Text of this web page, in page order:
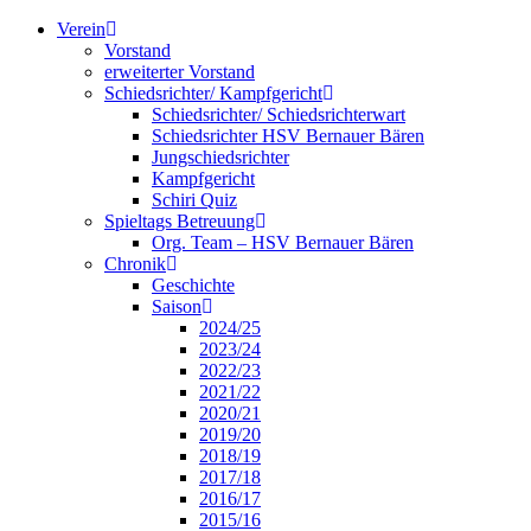
Zum
Verein
Vorstand
erweiterter Vorstand
Schiedsrichter/ Kampfgericht
Schiedsrichter/ Schiedsrichterwart
Schiedsrichter HSV Bernauer Bären
Jungschiedsrichter
Kampfgericht
Schiri Quiz
Spieltags Betreuung
Org. Team – HSV Bernauer Bären
Chronik
Geschichte
Saison
2024/25
2023/24
2022/23
2021/22
2020/21
2019/20
2018/19
2017/18
2016/17
2015/16